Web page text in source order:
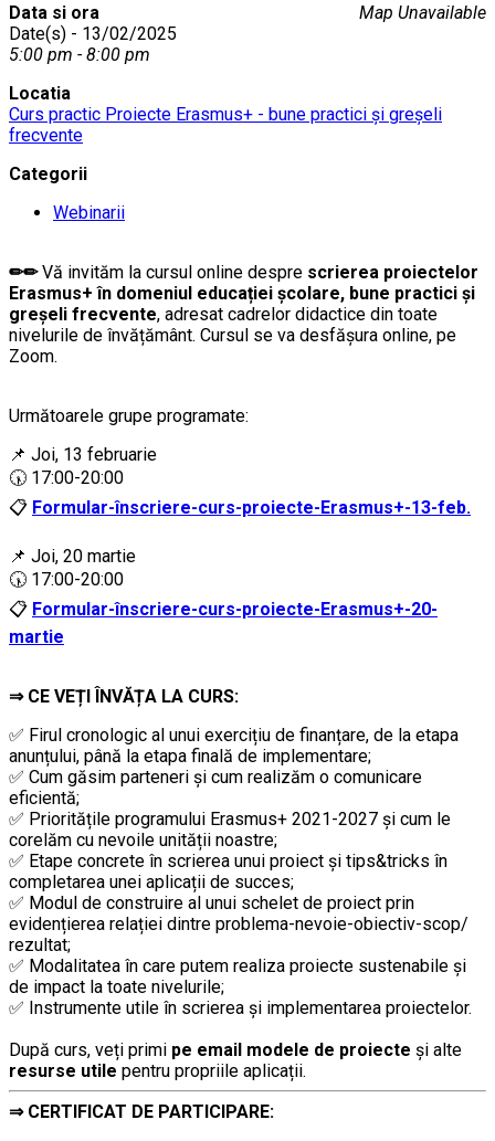
Map Unavailable
Data si ora
Date(s) - 13/02/2025
5:00 pm - 8:00 pm
Locatia
Curs practic Proiecte Erasmus+ - bune practici și greșeli
frecvente
Categorii
Webinarii
✏✏Vă invităm la cursul online despre scrierea proiectelor
Erasmus+ în domeniul educației școlare, bune practici și
greșeli frecvente, adresat cadrelor didactice din toate
nivelurile de învățământ. Cursul se va desfăşura online, pe
Zoom.
Următoarele grupe programate:
📌 Joi, 13 februarie
🕠 17:00-20:00
📋 Formular-înscriere-curs-proiecte-Erasmus+-13-feb.
📌 Joi, 20 martie
🕠 17:00-20:00
📋 Formular-înscriere-curs-proiecte-Erasmus+-20-
martie
⇒CE VEȚI ÎNVĂȚA LA CURS:
✅ Firul cronologic al unui exercițiu de finanțare, de la etapa
anunțului, până la etapa finală de implementare;
✅ Cum găsim parteneri și cum realizăm o comunicare
eficientă;
✅ Prioritățile programului Erasmus+ 2021-2027 și cum le
corelăm cu nevoile unității noastre;
✅ Etape concrete în scrierea unui proiect și tips&tricks în
completarea unei aplicații de succes;
✅ Modul de construire al unui schelet de proiect prin
evidențierea relației dintre problema-nevoie-obiectiv-scop/
rezultat;
✅ Modalitatea în care putem realiza proiecte sustenabile și
de impact la toate nivelurile;
✅ Instrumente utile în scrierea și implementarea proiectelor.
După curs, veți primi pe email modele de proiecte și alte
resurse utile pentru propriile aplicații.
⇒CERTIFICAT DE PARTICIPARE: